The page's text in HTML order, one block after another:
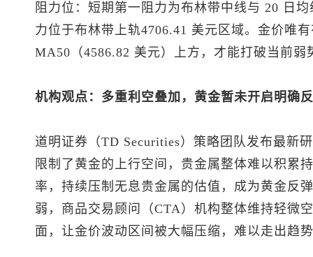
阻力位：短期第一阻力为布林带中线与 20 日
力位于布林带上轨4706.41 美元区域。金价唯
MA50（4586.82 美元）上方，才能打破当前
机构观点：多重利空叠加，黄金暂未开启明确
道明证券（TD Securities）策略团队发布最新
限制了黄金的上行空间，贵金属整体难以积累
率，持续压制无息贵金属的估值，成为黄金反
弱，商品交易顾问（CTA）机构整体维持轻微
面，让金价波动区间被大幅压缩，难以走出趋